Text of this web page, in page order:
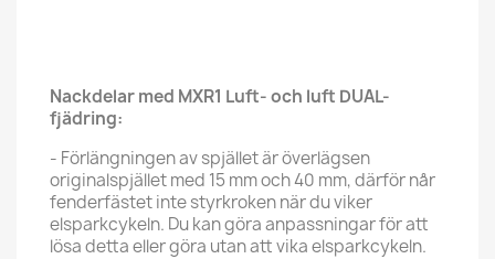
Nackdelar med MXR1 Luft- och luft DUAL-
fjädring:
- Förlängningen av spjället är överlägsen
originalspjället med 15 mm och 40 mm, därför når
fenderfästet inte styrkroken när du viker
elsparkcykeln. Du kan göra anpassningar för att
lösa detta eller göra utan att vika elsparkcykeln.